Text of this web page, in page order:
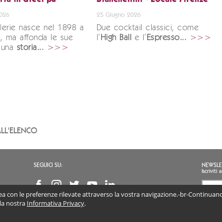
nasce nel 1898 a
ma affonda le sue
storia... >>>
25 Giugno 2026
Due cocktail classici, come
l’ High Ball e l’ Espresso... >>>
SEGUICI SU:
Iscriviti
le preferenze rilevate attraverso la vostra navigazione.-br-
nostra Informativa Privacy.